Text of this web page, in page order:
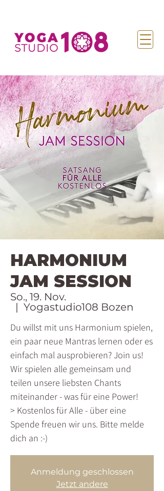
HARMONIUM
JAM SESSION
So., 19. Nov.
  |
Yogastudio108 Bozen
Du willst mit uns Harmonium spielen,
ein paar neue Mantras lernen oder es
einfach mal ausprobieren? Join us!
Wir spielen alle gemeinsam und
teilen unsere liebsten Chants
miteinander - was für eine Power!
> Kostenlos für Alle - über eine
Spende freuen wir uns. Bitte melde
dich an :-)
Anmeldung geschlossen
Jetzt andere